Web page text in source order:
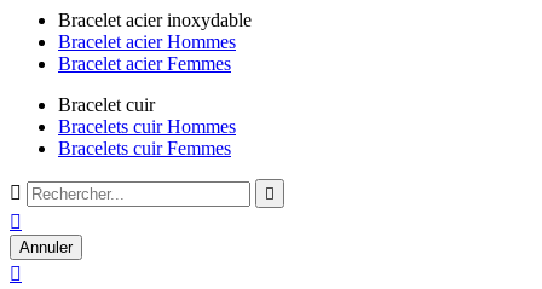
Bracelet acier inoxydable
Bracelet acier Hommes
Bracelet acier Femmes
Bracelet cuir
Bracelets cuir Hommes
Bracelets cuir Femmes
 

Annuler
